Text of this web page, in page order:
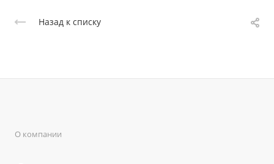
Назад к списку
О компании